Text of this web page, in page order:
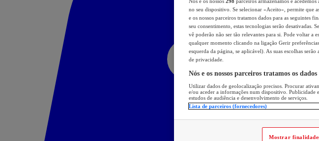
no seu dispositivo. Se selecionar «Aceito», permite que
e os nossos parceiros tratamos dados para as seguintes
seu consentimento, estas tecnologias serão desativadas.
vê poderão não ser tão relevantes para si. Pode voltar a
qualquer momento clicando na ligação Gerir
esquerda da página, se aplicável). As suas escolhas
de privacidade.
Nós e os nossos parceiros tratamos os
Utilizar dados de geolocalização precisos. Procurar
e/ou aceder a informações num dispositivo. Publicidade
estudos de audiência e desenvolvimento de serviços.
Lista de parceiros (fornecedores)
Mostrar